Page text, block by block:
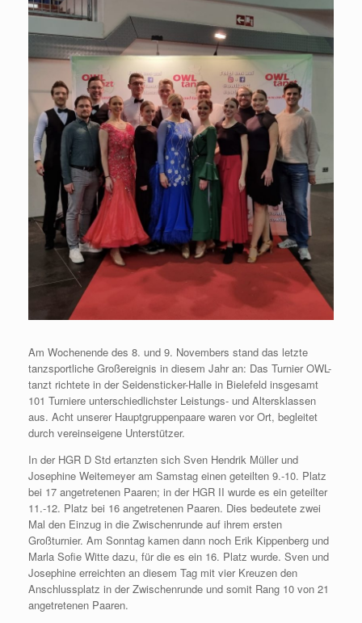
Am Wochenende des 8. und 9. Novembers stand das letzte
tanzsportliche Großereignis in diesem Jahr an: Das Turnier OWL-
tanzt richtete in der Seidensticker-Halle in Bielefeld insgesamt
101 Turniere unterschiedlichster Leistungs- und Altersklassen
aus. Acht unserer Hauptgruppenpaare waren vor Ort, begleitet
durch vereinseigene Unterstützer.
In der HGR D Std ertanzten sich Sven Hendrik Müller und
Josephine Weitemeyer am Samstag einen geteilten 9.-10. Platz
bei 17 angetretenen Paaren; in der HGR II wurde es ein geteilter
11.-12. Platz bei 16 angetretenen Paaren. Dies bedeutete zwei
Mal den Einzug in die Zwischenrunde auf ihrem ersten
Großturnier. Am Sonntag kamen dann noch Erik Kippenberg und
Marla Sofie Witte dazu, für die es ein 16. Platz wurde. Sven und
Josephine erreichten an diesem Tag mit vier Kreuzen den
Anschlussplatz in der Zwischenrunde und somit Rang 10 von 21
angetretenen Paaren.